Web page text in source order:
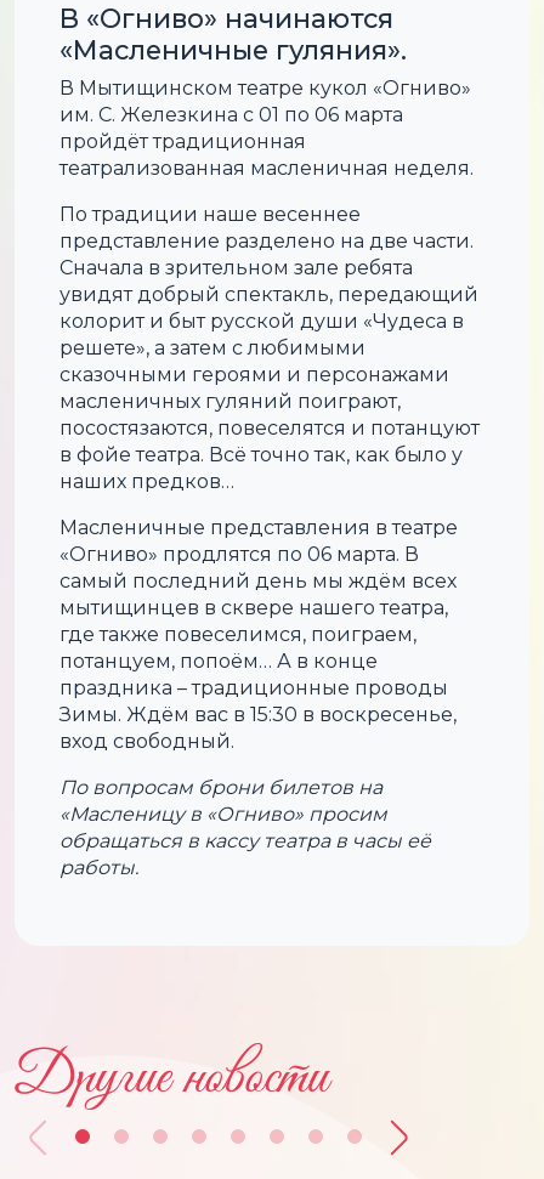
В «Огниво» начинаются
«Масленичные гуляния».
В Мытищинском театре кукол «Огниво»
им. С. Железкина с 01 по 06 марта
пройдёт традиционная
театрализованная масленичная неделя.
По традиции наше весеннее
представление разделено на две части.
Сначала в зрительном зале ребята
увидят добрый спектакль, передающий
колорит и быт русской души «Чудеса в
решете», а затем с любимыми
сказочными героями и персонажами
масленичных гуляний поиграют,
посостязаются, повеселятся и потанцуют
в фойе театра. Всё точно так, как было у
наших предков…
Масленичные представления в театре
«Огниво» продлятся по 06 марта. В
самый последний день мы ждём всех
мытищинцев в сквере нашего театра,
где также повеселимся, поиграем,
потанцуем, попоём… А в конце
праздника – традиционные проводы
Зимы. Ждём вас в 15:30 в воскресенье,
вход свободный.
По вопросам брони билетов на
«Масленицу в «Огниво» просим
обращаться в кассу театра в часы её
работы.
Другие новости